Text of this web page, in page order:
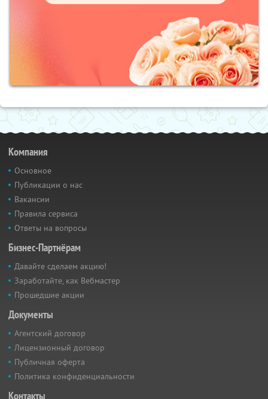
Компания
Основное
Публикации о нас
Вакансии
Правила сервиса
Ответы на вопросы
Бизнес-Партнёрам
Давайте сделаем акцию!
Заработайте, как Вебмастер
Прошедшие акции
Документы
Агентский договор
Лицензионный договор
Публичная оферта
Политика конфиденциальности
Контакты